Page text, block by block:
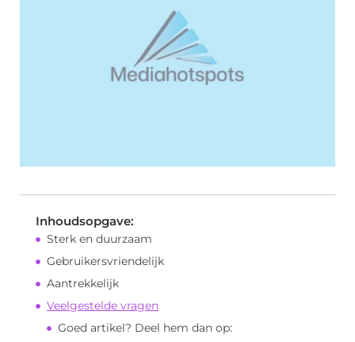
Inhoudsopgave:
Sterk en duurzaam
Gebruikersvriendelijk
Aantrekkelijk
Veelgestelde vragen
Goed artikel? Deel hem dan op: